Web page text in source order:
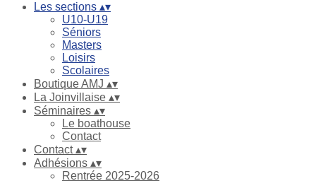
Les sections ▴▾
U10-U19
Séniors
Masters
Loisirs
Scolaires
Boutique AMJ ▴▾
La Joinvillaise ▴▾
Séminaires ▴▾
Le boathouse
Contact
Contact▴▾
Adhésions ▴▾
Rentrée 2025-2026